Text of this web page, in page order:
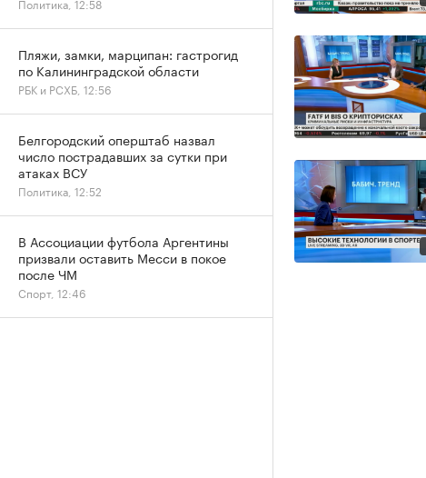
Пляжи, замки, марципан: гастрогид
по Калининградской области
РБК и РСХБ, 12:56
Белгородский оперштаб назвал
число пострадавших за сутки при
атаках ВСУ
Политика, 12:52
В Ассоциации футбола Аргентины
призвали оставить Месси в покое
после ЧМ
Спорт, 12:46